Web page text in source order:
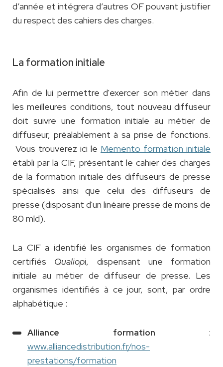
d’année et intégrera d’autres OF pouvant justifier
du respect des cahiers des charges.
La formation initiale
Afin de lui permettre d'exercer son métier dans
les meilleures conditions, tout nouveau diffuseur
doit suivre une formation initiale au métier de
diffuseur, préalablement à sa prise de fonctions.
Vous trouverez ici le Memento formation initiale
établi par la CIF, présentant le cahier des charges
de la formation initiale des diffuseurs de presse
spécialisés ainsi que celui des diffuseurs de
presse (disposant d'un linéaire presse de moins de
80 mld).
La CIF a identifié les organismes de formation
certifiés Qualiopi, dispensant une formation
initiale au métier de diffuseur de presse. Les
organismes identifiés à ce jour, sont, par ordre
alphabétique :
Alliance formation :
www.alliancedistribution.fr/nos-
prestations/formation